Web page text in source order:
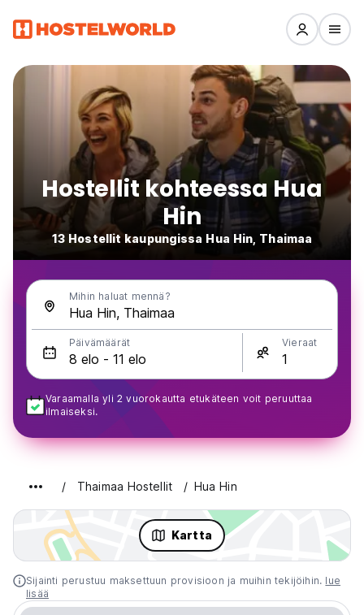
Hostellit kohteessa Hua
Hin
13 Hostellit kaupungissa Hua Hin, Thaimaa
Mihin haluat mennä?
Päivämäärät Vieraat
Varaamalla yli 2 vuorokautta etukäteen voit peruuttaa
ilmaiseksi.
Thaimaa Hostellit Hua Hin
Kartta
Sijainti perustuu maksettuun provisioon ja muihin tekijöihin. lue
lisää